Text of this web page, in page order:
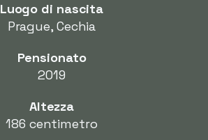
Luogo di nascita
Prague, Cechia
Pensionato
2019
Altezza
186 centimetro